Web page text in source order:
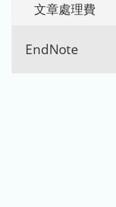
文章處理費
EndNote